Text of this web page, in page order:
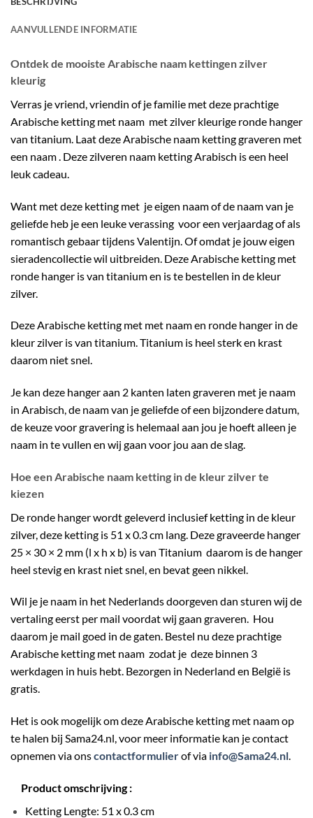
AANVULLENDE INFORMATIE
Ontdek de mooiste Arabische naam kettingen zilver
kleurig
Verras je vriend, vriendin of je familie met deze prachtige
Arabische ketting met naam met zilver kleurige ronde hanger
van titanium. Laat deze Arabische naam ketting graveren met
een naam . Deze zilveren naam ketting Arabisch is een heel
leuk cadeau.
Want met deze ketting met je eigen naam of de naam van je
geliefde heb je een leuke verassing voor een verjaardag of als
romantisch gebaar tijdens Valentijn. Of omdat je jouw eigen
sieradencollectie wil uitbreiden. Deze Arabische ketting met
ronde hanger is van titanium en is te bestellen in de kleur
zilver.
Deze Arabische ketting met met naam en ronde hanger in de
kleur zilver is van titanium. Titanium is heel sterk en krast
daarom niet snel.
Je kan deze hanger aan 2 kanten laten graveren met je naam
in Arabisch, de naam van je geliefde of een bijzondere datum,
de keuze voor gravering is helemaal aan jou je hoeft alleen je
naam in te vullen en wij gaan voor jou aan de slag.
Hoe een Arabische naam ketting in de kleur zilver te
kiezen
De ronde hanger wordt geleverd inclusief ketting in de kleur
zilver, deze ketting is 51 x 0.3 cm lang. Deze graveerde hanger
25 × 30 × 2 mm (l x h x b) is van Titanium daarom is de hanger
heel stevig en krast niet snel, en bevat geen nikkel.
Wil je je naam in het Nederlands doorgeven dan sturen wij de
vertaling eerst per mail voordat wij gaan graveren. Hou
daarom je mail goed in de gaten. Bestel nu deze prachtige
Arabische ketting met naam zodat je deze binnen 3
werkdagen in huis hebt. Bezorgen in Nederland en België is
gratis.
Het is ook mogelijk om deze Arabische ketting met naam op
te halen bij Sama24.nl, voor meer informatie kan je contact
opnemen via onscontactformulierof via info@Sama24.nl.
Product omschrijving :
Ketting Lengte: 51 x 0.3 cm